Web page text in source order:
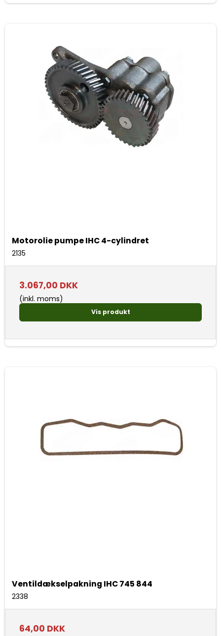
Motorolie pumpe IHC 4-cylindret
2135
3.067,00 DKK
(inkl. moms)
Vis produkt
Ventildækselpakning IHC 745 844
2338
64,00 DKK